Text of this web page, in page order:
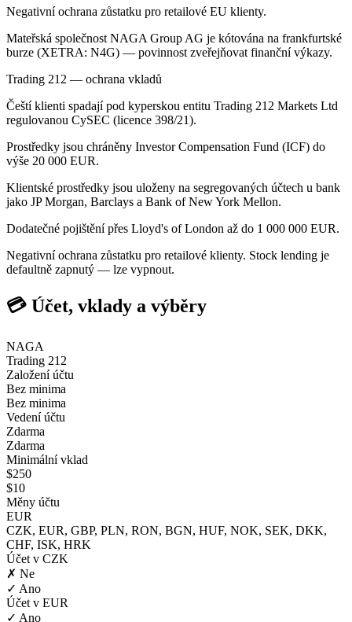
Negativní ochrana zůstatku pro retailové EU klienty.
Mateřská společnost NAGA Group AG je kótována na frankfurtské
burze (XETRA: N4G) — povinnost zveřejňovat finanční výkazy.
Trading 212 — ochrana vkladů
Čeští klienti spadají pod kyperskou entitu Trading 212 Markets Ltd
regulovanou CySEC (licence 398/21).
Prostředky jsou chráněny Investor Compensation Fund (ICF) do
výše 20 000 EUR.
Klientské prostředky jsou uloženy na segregovaných účtech u bank
jako JP Morgan, Barclays a Bank of New York Mellon.
Dodatečné pojištění přes Lloyd's of London až do 1 000 000 EUR.
Negativní ochrana zůstatku pro retailové klienty. Stock lending je
defaultně zapnutý — lze vypnout.
💳 Účet, vklady a výběry
NAGA
Trading 212
Založení účtu
Bez minima
Bez minima
Vedení účtu
Zdarma
Zdarma
Minimální vklad
$250
$10
Měny účtu
EUR
CZK, EUR, GBP, PLN, RON, BGN, HUF, NOK, SEK, DKK,
CHF, ISK, HRK
Účet v CZK
✗ Ne
✓ Ano
Účet v EUR
✓ Ano